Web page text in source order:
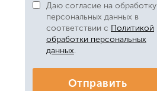
Даю согласие на обработку
персональных данных в
соответствии с Политикой
обработки персональных
данных.
Отправить